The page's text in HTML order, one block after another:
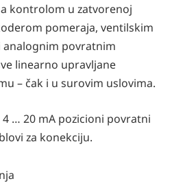
kontrolom u zatvorenoj
pomeraja, ventilskim
povratnim
linearno upravljane
– čak i u surovim uslovima.
… 20 mA pozicioni povratni
za konekciju.